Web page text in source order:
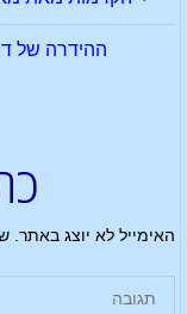
ההידרה של
האימייל לא יוצג באתר.